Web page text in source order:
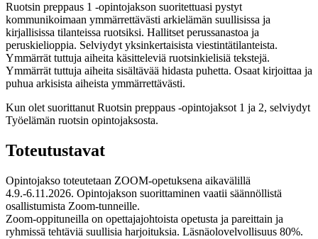
Ruotsin preppaus 1 -opintojakson suoritettuasi pystyt
kommunikoimaan ymmärrettävästi arkielämän suullisissa ja
kirjallisissa tilanteissa ruotsiksi. Hallitset perussanastoa ja
peruskielioppia. Selviydyt yksinkertaisista viestintätilanteista.
Ymmärrät tuttuja aiheita käsitteleviä ruotsinkielisiä tekstejä.
Ymmärrät tuttuja aiheita sisältävää hidasta puhetta. Osaat kirjoittaa ja
puhua arkisista aiheista ymmärrettävästi.
Kun olet suorittanut Ruotsin preppaus -opintojaksot 1 ja 2, selviydyt
Työelämän ruotsin opintojaksosta.
Toteutustavat
Opintojakso toteutetaan ZOOM-opetuksena aikavälillä
4.9.-6.11.2026. Opintojakson suorittaminen vaatii säännöllistä
osallistumista Zoom-tunneille.
Zoom-oppituneilla on opettajajohtoista opetusta ja pareittain ja
ryhmissä tehtäviä suullisia harjoituksia. Läsnäolovelvollisuus 80%.